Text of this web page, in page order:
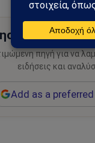
το Sahiel
πηγή για να
ειδήσεις και
Add as a